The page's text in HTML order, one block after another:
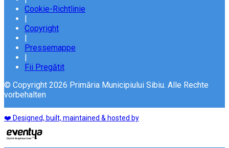
Cookie-Richtlinie
Copyright
Pressemappe
Fii Pregătit
© Copyright 2026 Primăria Municipiului Sibiu. Alle Rechte
vorbehalten
❤️ Designed, built, maintained & hosted by